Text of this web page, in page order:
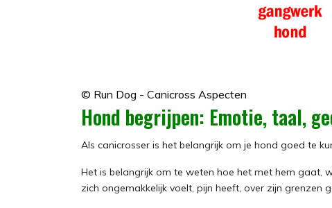
© Run Dog - Canicross Aspecten
Hond begrijpen: Emotie, taal,
Als canicrosser is het belangrijk om je hond goed te
Het is belangrijk om te weten hoe het met hem gaat,
zich ongemakkelijk voelt, pijn heeft, over zijn grenzen